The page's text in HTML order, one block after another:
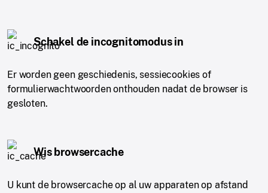
Schakel de incognitomodus in
Er worden geen geschiedenis, sessiecookies of
formulierwachtwoorden onthouden nadat de browser is
gesloten.
Wis browsercache
U kunt de browsercache op al uw apparaten op afstand